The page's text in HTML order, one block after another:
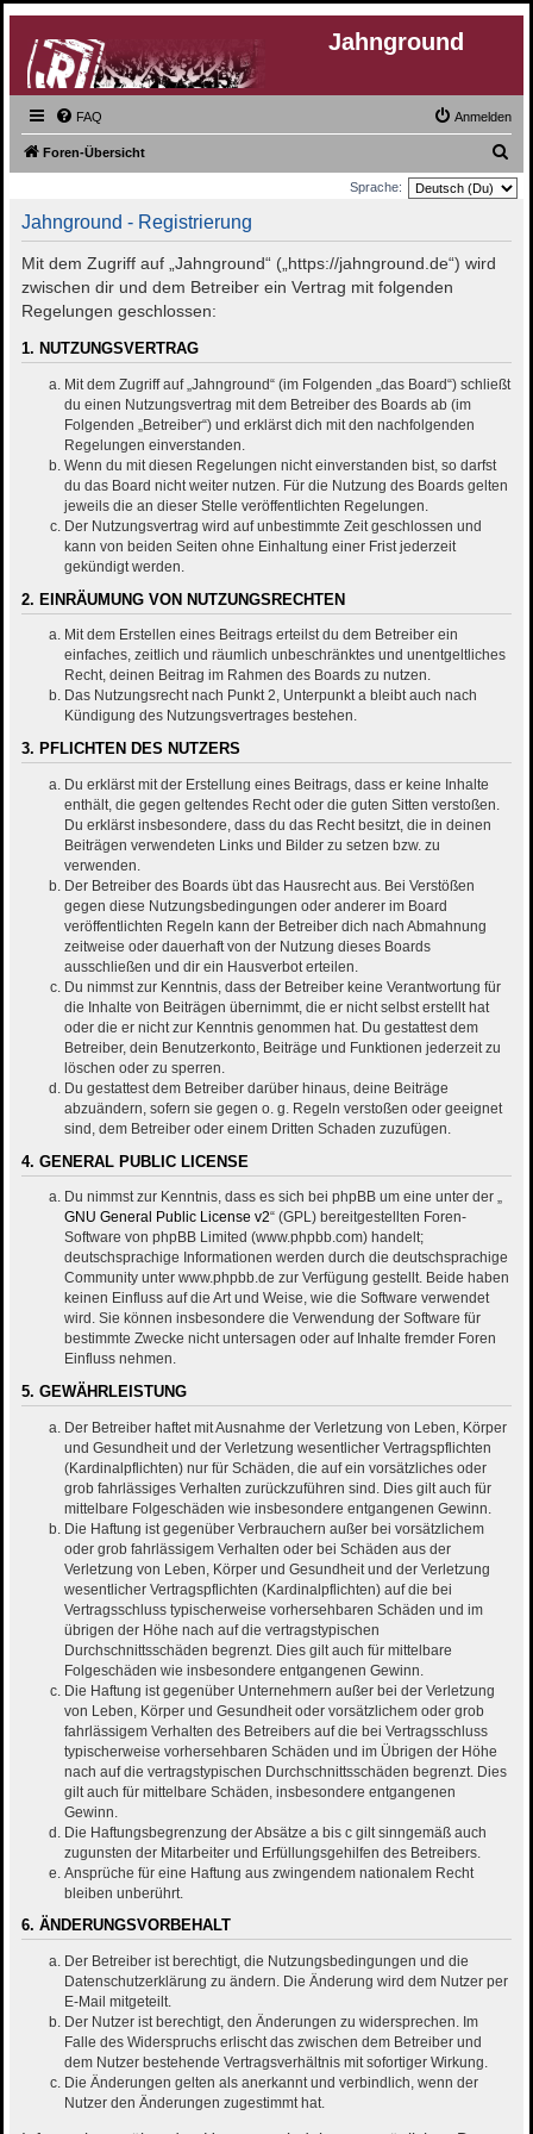
Jahnground
FAQ Anmelden
Foren-Übersicht
u
Sprache:
Jahnground - Registrierung
Mit dem Zugriff auf „Jahnground“ („https://jahnground.de“) wird
zwischen dir und dem Betreiber ein Vertrag mit folgenden
Regelungen geschlossen:
1. NUTZUNGSVERTRAG
Mit dem Zugriff auf „Jahnground“ (im Folgenden „das Board“) schließt
du einen Nutzungsvertrag mit dem Betreiber des Boards ab (im
Folgenden „Betreiber“) und erklärst dich mit den nachfolgenden
Regelungen einverstanden.
Wenn du mit diesen Regelungen nicht einverstanden bist, so darfst
du das Board nicht weiter nutzen. Für die Nutzung des Boards gelten
jeweils die an dieser Stelle veröffentlichten Regelungen.
Der Nutzungsvertrag wird auf unbestimmte Zeit geschlossen und
kann von beiden Seiten ohne Einhaltung einer Frist jederzeit
gekündigt werden.
2. EINRÄUMUNG VON NUTZUNGSRECHTEN
Mit dem Erstellen eines Beitrags erteilst du dem Betreiber ein
einfaches, zeitlich und räumlich unbeschränktes und unentgeltliches
Recht, deinen Beitrag im Rahmen des Boards zu nutzen.
Das Nutzungsrecht nach Punkt 2, Unterpunkt a bleibt auch nach
Kündigung des Nutzungsvertrages bestehen.
3. PFLICHTEN DES NUTZERS
Du erklärst mit der Erstellung eines Beitrags, dass er keine Inhalte
enthält, die gegen geltendes Recht oder die guten Sitten verstoßen.
Du erklärst insbesondere, dass du das Recht besitzt, die in deinen
Beiträgen verwendeten Links und Bilder zu setzen bzw. zu
verwenden.
Der Betreiber des Boards übt das Hausrecht aus. Bei Verstößen
gegen diese Nutzungsbedingungen oder anderer im Board
veröffentlichten Regeln kann der Betreiber dich nach Abmahnung
zeitweise oder dauerhaft von der Nutzung dieses Boards
ausschließen und dir ein Hausverbot erteilen.
Du nimmst zur Kenntnis, dass der Betreiber keine Verantwortung für
die Inhalte von Beiträgen übernimmt, die er nicht selbst erstellt hat
oder die er nicht zur Kenntnis genommen hat. Du gestattest dem
Betreiber, dein Benutzerkonto, Beiträge und Funktionen jederzeit zu
löschen oder zu sperren.
Du gestattest dem Betreiber darüber hinaus, deine Beiträge
abzuändern, sofern sie gegen o. g. Regeln verstoßen oder geeignet
sind, dem Betreiber oder einem Dritten Schaden zuzufügen.
4. GENERAL PUBLIC LICENSE
Du nimmst zur Kenntnis, dass es sich bei phpBB um eine unter der „
GNU General Public License v2“ (GPL) bereitgestellten Foren-
Software von phpBB Limited (www.phpbb.com) handelt;
deutschsprachige Informationen werden durch die deutschsprachige
Community unter www.phpbb.de zur Verfügung gestellt. Beide haben
keinen Einfluss auf die Art und Weise, wie die Software verwendet
wird. Sie können insbesondere die Verwendung der Software für
bestimmte Zwecke nicht untersagen oder auf Inhalte fremder Foren
Einfluss nehmen.
5. GEWÄHRLEISTUNG
Der Betreiber haftet mit Ausnahme der Verletzung von Leben, Körper
und Gesundheit und der Verletzung wesentlicher Vertragspflichten
(Kardinalpflichten) nur für Schäden, die auf ein vorsätzliches oder
grob fahrlässiges Verhalten zurückzuführen sind. Dies gilt auch für
mittelbare Folgeschäden wie insbesondere entgangenen Gewinn.
Die Haftung ist gegenüber Verbrauchern außer bei vorsätzlichem
oder grob fahrlässigem Verhalten oder bei Schäden aus der
Verletzung von Leben, Körper und Gesundheit und der Verletzung
wesentlicher Vertragspflichten (Kardinalpflichten) auf die bei
Vertragsschluss typischerweise vorhersehbaren Schäden und im
übrigen der Höhe nach auf die vertragstypischen
Durchschnittsschäden begrenzt. Dies gilt auch für mittelbare
Folgeschäden wie insbesondere entgangenen Gewinn.
Die Haftung ist gegenüber Unternehmern außer bei der Verletzung
von Leben, Körper und Gesundheit oder vorsätzlichem oder grob
fahrlässigem Verhalten des Betreibers auf die bei Vertragsschluss
typischerweise vorhersehbaren Schäden und im Übrigen der Höhe
nach auf die vertragstypischen Durchschnittsschäden begrenzt. Dies
gilt auch für mittelbare Schäden, insbesondere entgangenen
Gewinn.
Die Haftungsbegrenzung der Absätze a bis c gilt sinngemäß auch
zugunsten der Mitarbeiter und Erfüllungsgehilfen des Betreibers.
Ansprüche für eine Haftung aus zwingendem nationalem Recht
bleiben unberührt.
6. ÄNDERUNGSVORBEHALT
Der Betreiber ist berechtigt, die Nutzungsbedingungen und die
Datenschutzerklärung zu ändern. Die Änderung wird dem Nutzer per
E-Mail mitgeteilt.
Der Nutzer ist berechtigt, den Änderungen zu widersprechen. Im
Falle des Widerspruchs erlischt das zwischen dem Betreiber und
dem Nutzer bestehende Vertragsverhältnis mit sofortiger Wirkung.
Die Änderungen gelten als anerkannt und verbindlich, wenn der
Nutzer den Änderungen zugestimmt hat.